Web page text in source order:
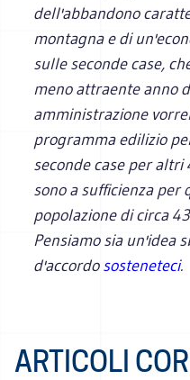
dell'abbandono
montagna e di
sulle seconde case,
meno attraente anno
amministrazione
programma edilizio
seconde case per
sono a sufficienza per
popolazione di circa
Pensiamo sia un'idea
d'accordososteneteci.
ARTICOLI